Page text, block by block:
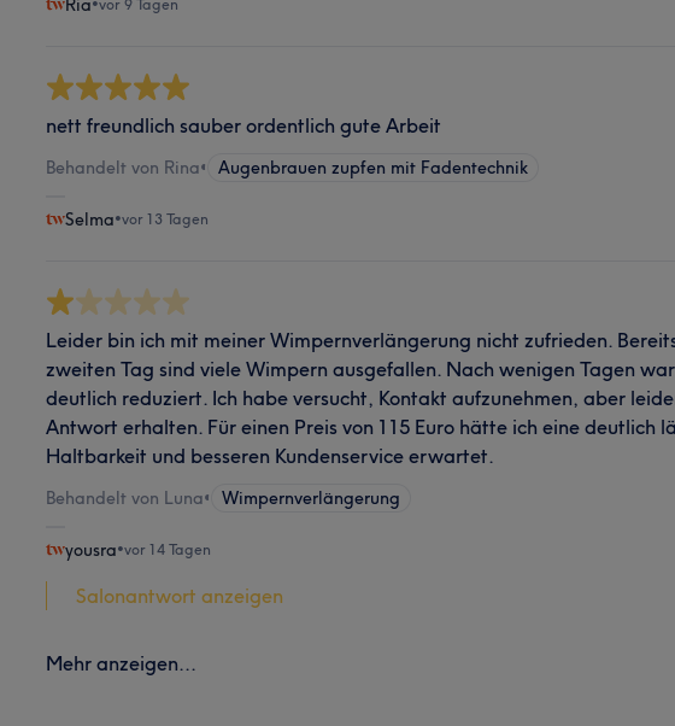
•vor 9 Tagen
nett freundlich sauber ordentlich gute Arbeit
Behandelt von Rina• Augenbrauen zupfen mit Fadentechnik
Selma•vor 13 Tagen
Leider bin ich mit meiner Wimpernverlängerung nicht zufrieden.
zweiten Tag sind viele Wimpern ausgefallen. Nach wenigen Tagen
deutlich reduziert. Ich habe versucht, Kontakt aufzunehmen, aber
Antwort erhalten. Für einen Preis von 115 Euro hätte ich eine deutlich
Haltbarkeit und besseren Kundenservice erwartet.
Behandelt von Luna• Wimpernverlängerung
yousra•vor 14 Tagen
Salonantwort anzeigen
Mehr anzeigen...